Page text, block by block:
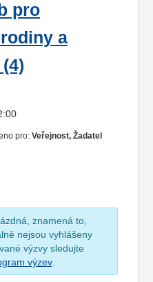
pro
a
pro: Veřejnost, Žadatel
znamená to,
nejsou vyhlášeny
výzvy sledujte
výzev.